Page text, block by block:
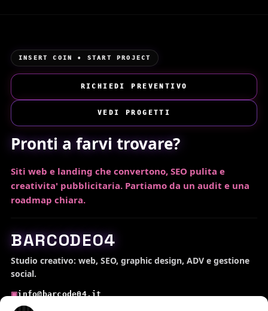
INSERT COIN • START PROJECT
RICHIEDI PREVENTIVO
VEDI PROGETTI
Pronti a farvi trovare?
Siti web e landing che convertono, SEO pulita e
creativita' pubblicitaria. Partiamo da un audit e una
roadmap chiara.
BARCODE04
Studio creativo: web, SEO, graphic design, ADV e gestione
social.
▣info@barcode04.it